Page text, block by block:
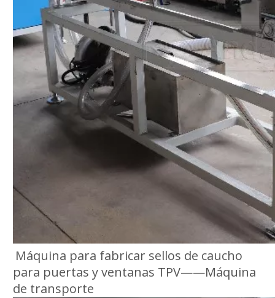
Máquina para fabricar sellos de caucho
para puertas y ventanas TPV——Máquina
de transporte